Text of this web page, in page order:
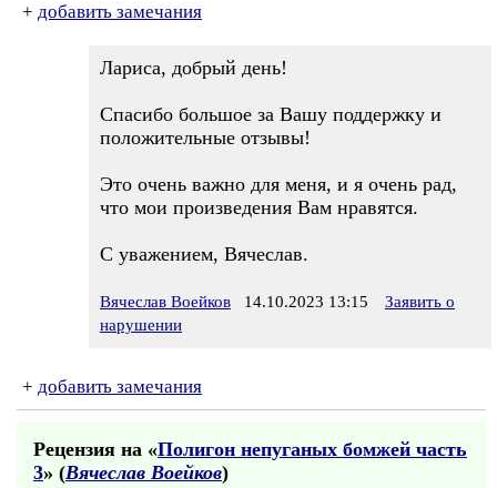
+ добавить замечания
Лариса, добрый день!
Спасибо большое за Вашу поддержку и
положительные отзывы!
Это очень важно для меня, и я очень рад,
что мои произведения Вам нравятся.
С уважением, Вячеслав.
Вячеслав Воейков 14.10.2023 13:15
Заявить о
нарушении
+ добавить замечания
Рецензия на «Полигон непуганых бомжей часть
3» (Вячеслав Воейков)